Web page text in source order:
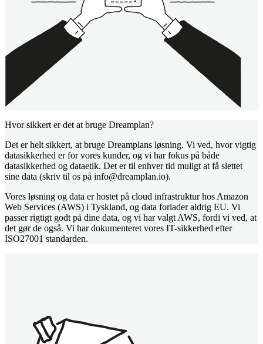
Hvor sikkert er det at bruge Dreamplan?
Det er helt sikkert, at bruge Dreamplans løsning. Vi ved, hvor vigtig
datasikkerhed er for vores kunder, og vi har fokus på både
datasikkerhed og dataetik. Det er til enhver tid muligt at få slettet
sine data (skriv til os på info@dreamplan.io).
Vores løsning og data er hostet på cloud infrastruktur hos Amazon
Web Services (AWS) i Tyskland, og data forlader aldrig EU. Vi
passer rigtigt godt på dine data, og vi har valgt AWS, fordi vi ved, at
det gør de også. Vi har dokumenteret vores IT-sikkerhed efter
ISO27001 standarden.